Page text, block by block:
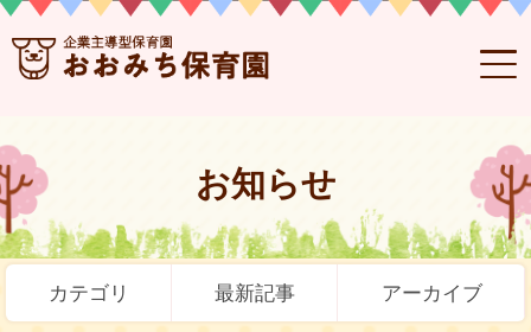
お知らせ
カテゴリ 最新記事 アーカイブ